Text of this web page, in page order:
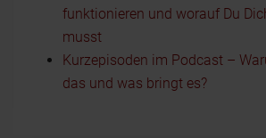
funktionieren und worauf Du
musst
Kurzepisoden im Podcast –
das und was bringt es?